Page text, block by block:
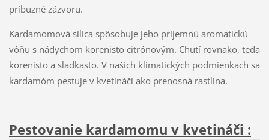
príbuzné zázvoru.
Kardamomová silica spôsobuje jeho príjemnú aromatickú
vôňu s nádychom korenisto citrónovým. Chutí rovnako, teda
korenisto a sladkasto. V našich klimatických podmienkach sa
kardamóm pestuje v kvetináči ako prenosná rastlina.
Pestovanie kardamomu v kvetináči :